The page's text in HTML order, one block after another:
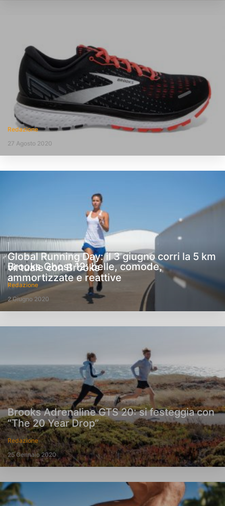
Redazione
27 Agosto 2020
Global Running Day: il 3 giugno corri la 5 km
virtuale con Brooks
Redazione
2 Giugno 2020
Brooks Adrenaline GTS 20: si festeggia con
“The 20 Year Drop”
Redazione
25 Gennaio 2020
Brooks Ghost 12: belle, comode,
ammortizzate e reattive